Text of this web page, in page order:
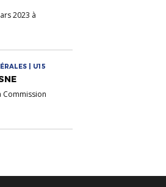
2023 à
| U15
Commission